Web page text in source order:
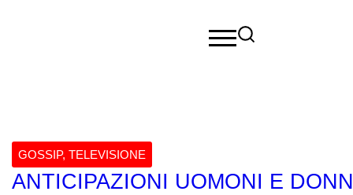
GOSSIP, TELEVISIONE
ANTICIPAZIONI UOMONI E